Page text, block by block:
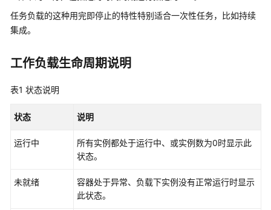
件
板
（Helm
中
任务负载的这种用完即停止的特性特别适合一次性任务，比如持续
集成。
工作负载生命周期说明
表1 状态说明
状态 说明
运行中
所有实例都处于运行中、或实例数为0时显示此
状态。
未就绪
容器处于异常、负载下实例没有正常运行时显示
此状态。